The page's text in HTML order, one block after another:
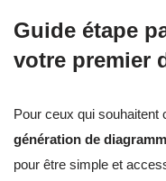
Guide étape
votre premier
Pour ceux qui
génération de
pour être simple et